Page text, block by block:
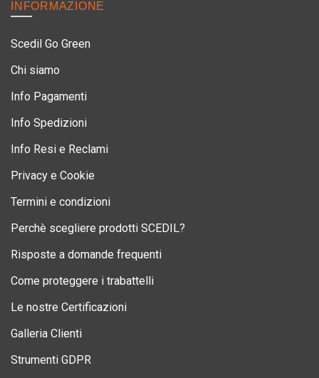
INFORMAZIONE
Scedil Go Green
Chi siamo
Info Pagamenti
Info Spedizioni
Info Resi e Reclami
Privacy e Cookie
Termini e condizioni
Perchè scegliere prodotti SCEDIL?
Risposte a domande frequenti
Come proteggere i trabattelli
Le nostre Certificazioni
Galleria Clienti
Strumenti GDPR